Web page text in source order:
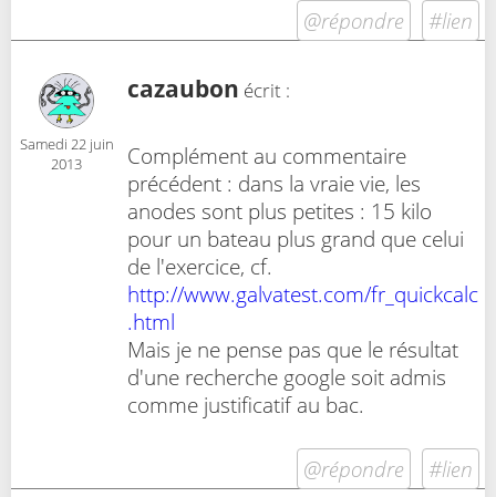
@répondre #lien
Samedi 22 juin
2013
cazaubon écrit :
Complément au commentaire
précédent : dans la vraie vie, les
anodes sont plus petites : 15 kilo
pour un bateau plus grand que celui
de l'exercice, cf.
http://www.galvatest.com/fr_quickcalc
.html
Mais je ne pense pas que le résultat
d'une recherche google soit admis
comme justificatif au bac.
@répondre #lien